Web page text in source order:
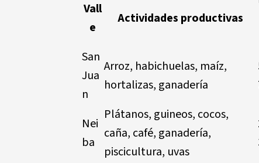
Vall
e
Actividades productivas
San
Jua
n
Arroz, habichuelas, maíz,
hortalizas, ganadería
Nei
ba
Plátanos, guineos, cocos,
caña, café, ganadería,
piscicultura, uvas